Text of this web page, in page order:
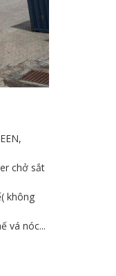
chở sắt
không
vá nóc...